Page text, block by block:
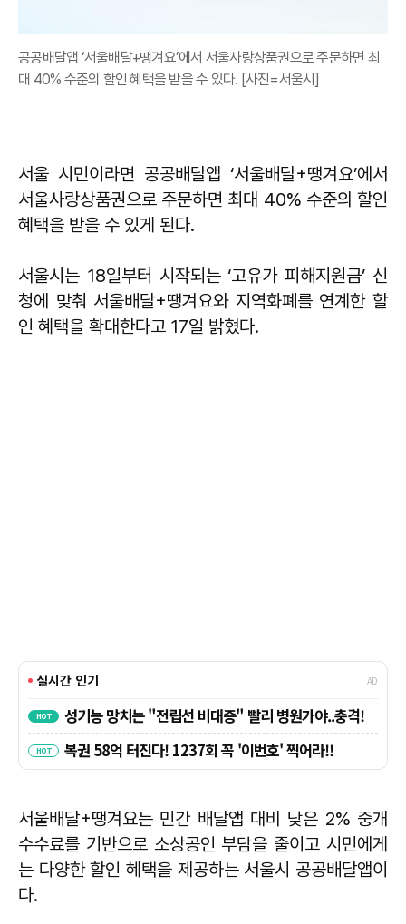
공공배달앱 ‘서울배달+땡겨요’에서 서울사랑상품권으로 주문하면 최
대 40% 수준의 할인 혜택을 받을 수 있다. [사진=서울시]
서울 시민이라면 공공배달앱 ‘서울배달+땡겨요’에서
서울사랑상품권으로 주문하면 최대 40% 수준의 할인
혜택을 받을 수 있게 된다.
서울시는 18일부터 시작되는 ‘고유가 피해지원금’ 신
청에 맞춰 서울배달+땡겨요와 지역화폐를 연계한 할
인 혜택을 확대한다고 17일 밝혔다.
서울배달+땡겨요는 민간 배달앱 대비 낮은 2% 중개
수수료를 기반으로 소상공인 부담을 줄이고 시민에게
는 다양한 할인 혜택을 제공하는 서울시 공공배달앱이
다.